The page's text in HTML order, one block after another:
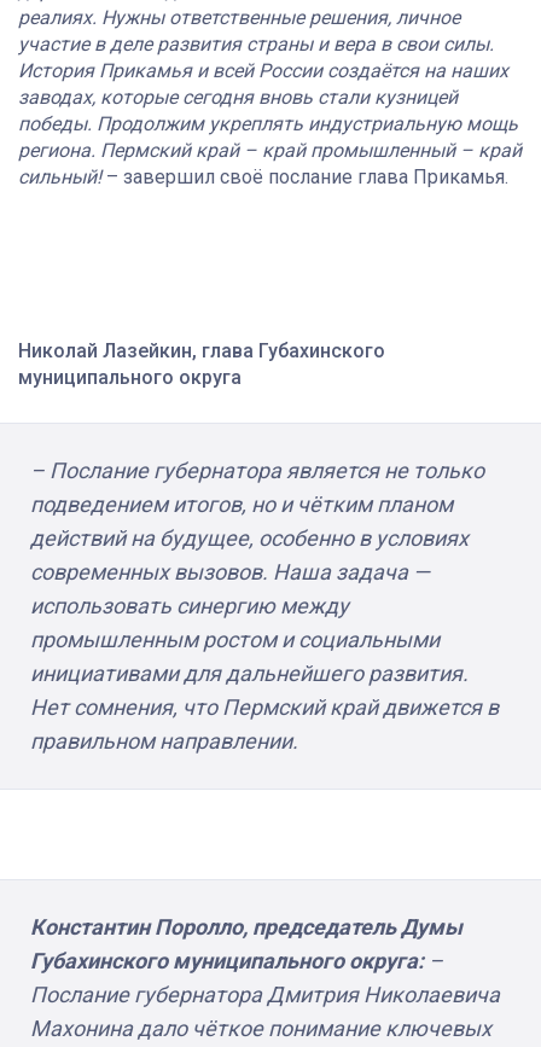
реалиях. Нужны ответственные решения, личное
участие в деле развития страны и вера в свои силы.
История Прикамья и всей России создаётся на наших
заводах, которые сегодня вновь стали кузницей
победы. Продолжим укреплять индустриальную мощь
региона. Пермский край – край промышленный – край
сильный!– завершил своё послание глава Прикамья.
Николай Лазейкин, глава Губахинского
муниципального округа
– Послание губернатора является не только
подведением итогов, но и чётким планом
действий на будущее, особенно в условиях
современных вызовов. Наша задача —
использовать синергию между
промышленным ростом и социальными
инициативами для дальнейшего развития.
Нет сомнения, что Пермский край движется в
правильном направлении.
Константин Поролло, председатель Думы
Губахинского муниципального округа: –
Послание губернатора Дмитрия Николаевича
Махонина дало чёткое понимание ключевых